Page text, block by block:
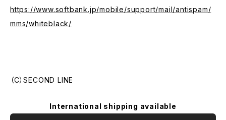
https://www.softbank.jp/mobile/support/mail/antispam/
mms/whiteblack/
（C）SECOND LINE
International shipping available